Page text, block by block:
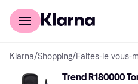
Acheter avec Klarna
Klarna/Shopping/Faites-le vous-
Trend R180000